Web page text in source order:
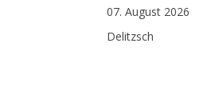
07. August 2026
Delitzsch